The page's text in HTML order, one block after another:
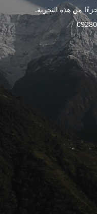
من هذه التجربة.